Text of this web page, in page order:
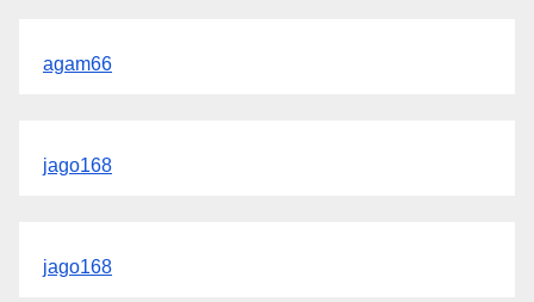
agam66
jago168
jago168